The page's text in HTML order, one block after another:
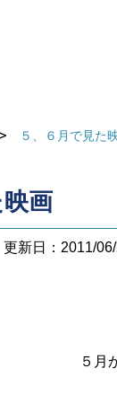
５、６月で見た
画
更新日：2011/
５月